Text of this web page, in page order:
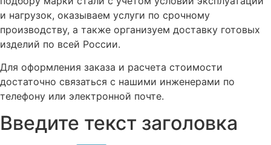
и нагрузок, оказываем услуги по срочному
производству, а также организуем доставку готовых
изделий по всей России.
Для оформления заказа и расчета стоимости
достаточно связаться с нашими инженерами по
телефону или электронной почте.
Введите текст заголовка